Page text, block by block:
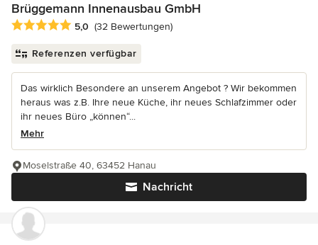
Brüggemann Innenausbau GmbH
Durchschnittliche Bewertung: 5 von 5 Sternen
5,0 (32 Bewertungen)
Referenzen verfügbar
Das wirklich Besondere an unserem Angebot ? Wir bekommen
heraus was z.B. Ihre neue Küche, ihr neues Schlafzimmer oder
ihr neues Büro „können“...
Mehr
Nachricht
Moselstraße 40, 63452 Hanau